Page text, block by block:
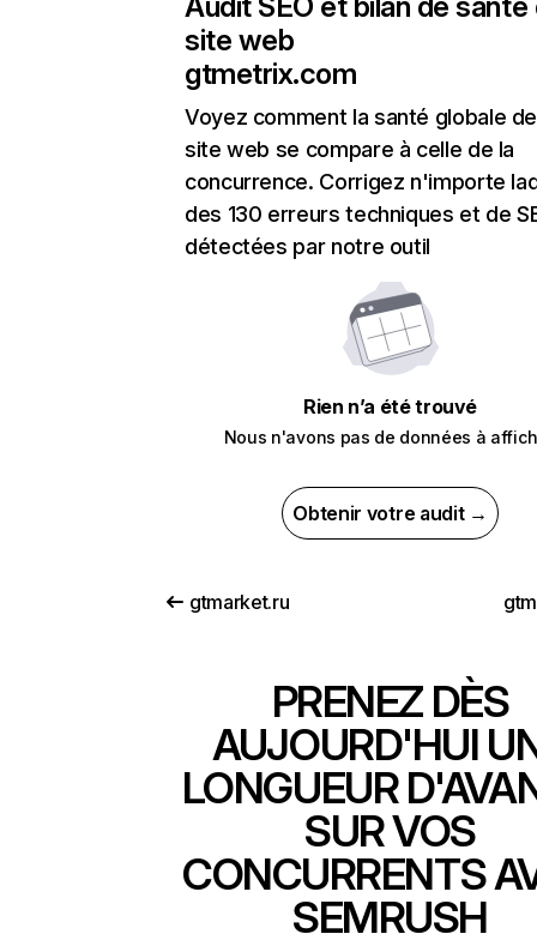
site web
gtmetrix.com
Voyez comment la santé globale
site web se compare à celle de la
concurrence. Corrigez n'importe
des 130 erreurs techniques et de
détectées par notre outil
Rien n’a été trouvé
Nous n'avons pas de données à
Obtenir votre audit →
gtmarket.ru
PRENEZ DÈS
AUJOURD'HUI
LONGUEUR
SUR VOS
CONCURRENTS
SEMRUSH